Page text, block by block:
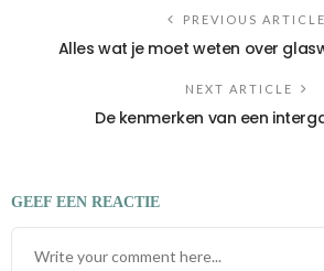
PREVIOUS ARTICLE
Alles wat je moet weten over
NEXT ARTICLE
De kenmerken van een
GEEF EEN REACTIE